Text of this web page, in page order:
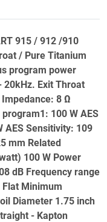
915 / 912 /910
/ Pure Titanium
program power
20kHz. Exit Throat
8 Ω
100 W AES
AES Sensitivity: 109
mm Related
100 W Power
dB Frequency range
Flat Minimum
Diameter 1.75 inch
- Kapton